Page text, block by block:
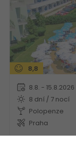
8,8
8.8. - 15.8.2026
8 dní / 7 nocí
Polopenze
Praha